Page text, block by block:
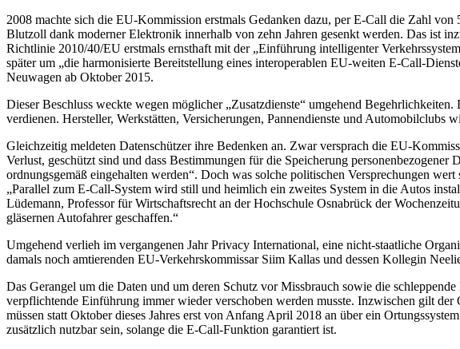
2008 machte sich die EU-Kommission erstmals Gedanken dazu, per E-Call die Zahl
Blutzoll dank moderner Elektronik innerhalb von zehn Jahren gesenkt werden. Das ist
Richtlinie 2010/40/EU erstmals ernsthaft mit der „Einführung intelligenter
später um „die harmonisierte Bereitstellung eines interoperablen EU-weiten E-Call-
Neuwagen ab Oktober 2015.
Dieser Beschluss weckte wegen möglicher „Zusatzdienste“ umgehend
verdienen. Hersteller, Werkstätten, Versicherungen, Pannendienste und Automobilclubs
Gleichzeitig meldeten Datenschützer ihre Bedenken an. Zwar versprach die EU-
Verlust, geschützt sind und dass Bestimmungen für die Speicherung
ordnungsgemäß eingehalten werden“. Doch was solche politischen Versprechungen wert
„Parallel zum E-Call-System wird still und heimlich ein zweites System in die Autos
Lüdemann, Professor für Wirtschaftsrecht an der Hochschule Osnabrück der
gläsernen Autofahrer geschaffen.“
Umgehend verlieh im vergangenen Jahr Privacy International, eine nicht-staatliche
damals noch amtierenden EU-Verkehrskommissar Siim Kallas und dessen Kollegin
Das Gerangel um die Daten und um deren Schutz vor Missbrauch sowie die
verpflichtende Einführung immer wieder verschoben werden musste. Inzwischen gilt
müssen statt Oktober dieses Jahres erst von Anfang April 2018 an über ein
zusätzlich nutzbar sein, solange die E-Call-Funktion garantiert ist.